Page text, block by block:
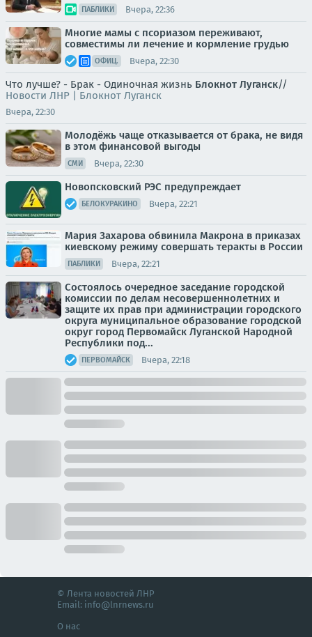
ПАБЛИКИ Вчера, 22:36
Многие мамы с псориазом переживают,
совместимы ли лечение и кормление грудью
ОФИЦ. Вчера, 22:30
Что лучше? - Брак - Одиночная жизнь Блокнот Луганск//
Новости ЛНР | Блокнот Луганск
Вчера, 22:30
Молодёжь чаще отказывается от брака, не видя
в этом финансовой выгоды
СМИ Вчера, 22:30
Новопсковский РЭС предупреждает
БЕЛОКУРАКИНО Вчера, 22:21
Мария Захарова обвинила Макрона в приказах
киевскому режиму совершать теракты в России
ПАБЛИКИ Вчера, 22:21
Состоялось очередное заседание городской
комиссии по делам несовершеннолетних и
защите их прав при администрации городского
округа муниципальное образование городской
округ город Первомайск Луганской Народной
Республики под...
ПЕРВОМАЙСК Вчера, 22:18
© Лента новостей ЛНР
Email: info@lnrnews.ru
О нас